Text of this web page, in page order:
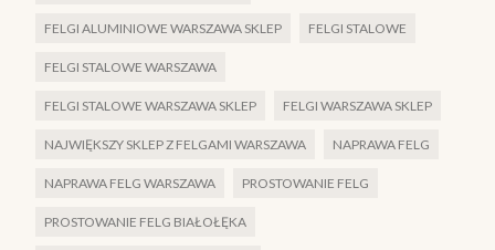
FELGI ALUMINIOWE WARSZAWA SKLEP FELGI STALOWE
FELGI STALOWE WARSZAWA
FELGI STALOWE WARSZAWA SKLEP FELGI WARSZAWA SKLEP
NAJWIĘKSZY SKLEP Z FELGAMI WARSZAWA NAPRAWA FELG
NAPRAWA FELG WARSZAWA PROSTOWANIE FELG
PROSTOWANIE FELG BIAŁOŁĘKA